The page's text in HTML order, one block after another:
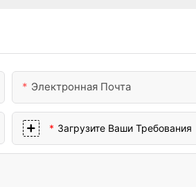
Электронная Почта
Загрузите Ваши Требования